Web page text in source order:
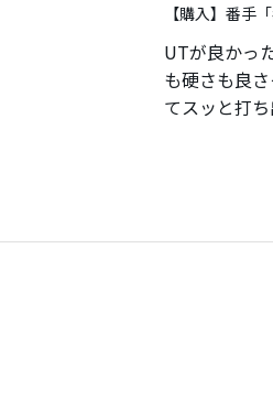
【購入】番手
UTが良かっ
も硬さも良
てスッと打
何も尖って
っぱり人気